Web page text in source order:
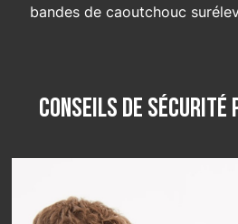
bandes de caoutchouc
Conseils de sécurité